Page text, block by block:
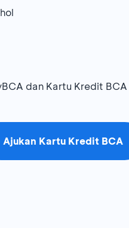
dan Kartu Kredit
Ajukan Kartu Kredit BCA